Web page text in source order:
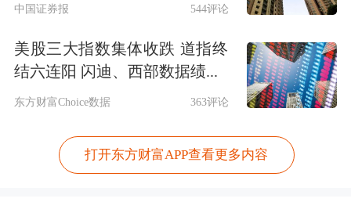
中国证券报 544评论
美股三大指数集体收跌 道指终
结六连阳 闪迪、西部数据绩...
东方财富Choice数据 363评论
打开东方财富APP查看更多内容